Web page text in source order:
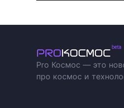
Pro Космос — это
про космос и